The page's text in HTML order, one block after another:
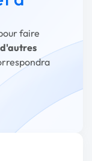
faire
d'autres